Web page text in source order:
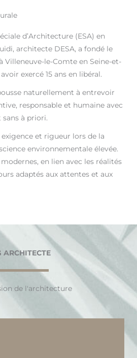
d’Architecture (ESA) en
architecte DESA, a fondé le
Villeneuve-le-Comte en Seine-et-
exercé 15 ans en libéral.
naturellement à entrevoir
responsable et humaine avec
sans à priori.
et rigueur lors de la
environnementale élevée.
en lien avec les réalités
adaptés aux attentes et aux
ARCHITECTE
de l'architecture